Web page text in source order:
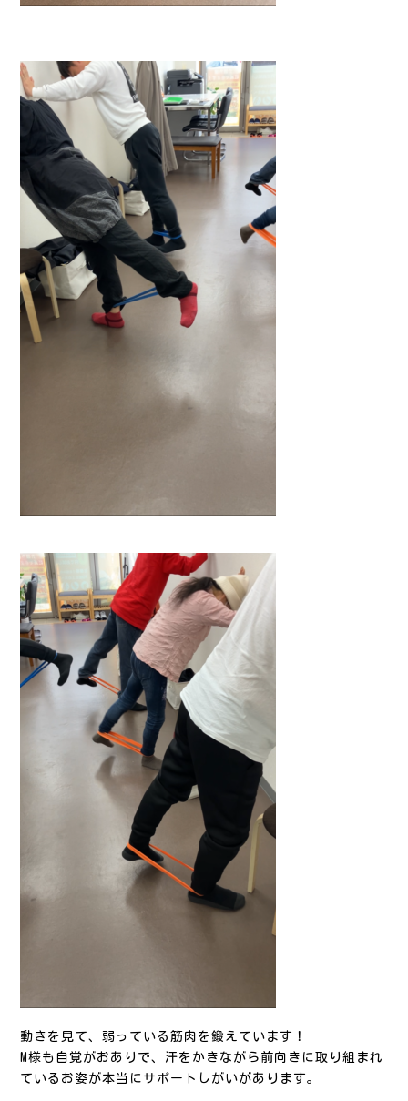
動きを見て、弱っている筋肉を鍛えています！
M様も自覚がおありで、汗をかきながら前向きに取り組まれ
ているお姿が本当にサポートしがいがあります。